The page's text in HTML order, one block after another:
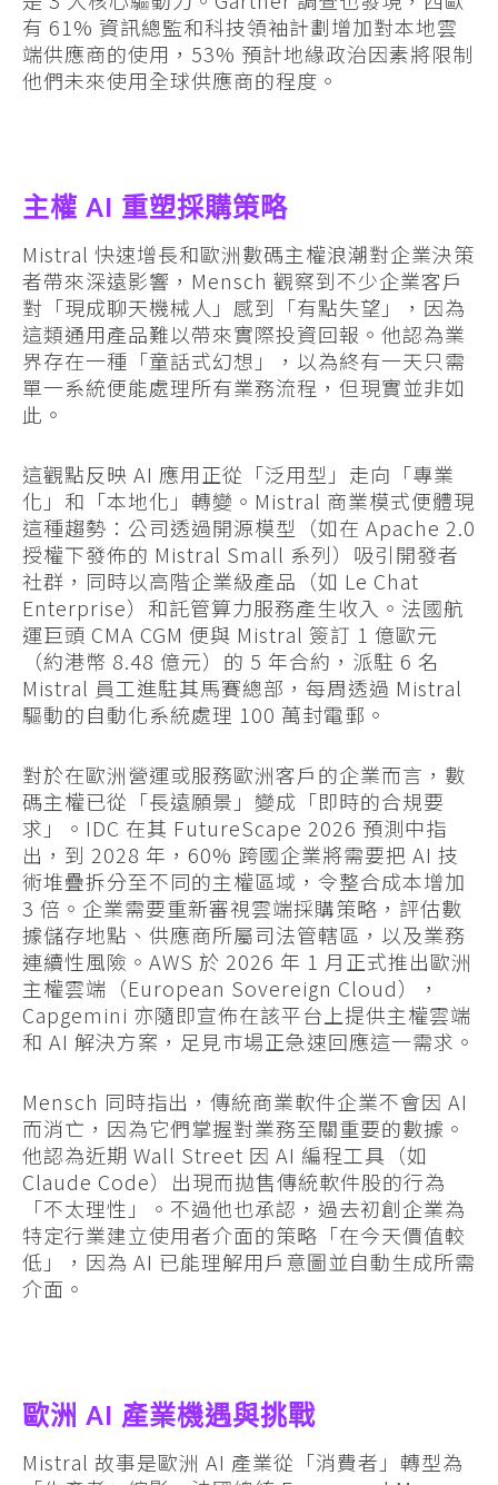
有 61% 資訊總監和科技領袖計劃增加對本地雲
端供應商的使用，53% 預計地緣政治因素將限制
他們未來使用全球供應商的程度。
主權 AI 重塑採購策略
Mistral 快速增長和歐洲數碼主權浪潮對企業決策
者帶來深遠影響，Mensch 觀察到不少企業客戶
對「現成聊天機械人」感到「有點失望」，因為
這類通用產品難以帶來實際投資回報。他認為業
界存在一種「童話式幻想」，以為終有一天只需
單一系統便能處理所有業務流程，但現實並非如
此。
這觀點反映 AI 應用正從「泛用型」走向「專業
化」和「本地化」轉變。Mistral 商業模式便體現
這種趨勢：公司透過開源模型（如在 Apache 2.0
授權下發佈的 Mistral Small 系列）吸引開發者
社群，同時以高階企業級產品（如 Le Chat
Enterprise）和託管算力服務產生收入。法國航
運巨頭 CMA CGM 便與 Mistral 簽訂 1 億歐元
（約港幣 8.48 億元）的 5 年合約，派駐 6 名
Mistral 員工進駐其馬賽總部，每周透過 Mistral
驅動的自動化系統處理 100 萬封電郵。
對於在歐洲營運或服務歐洲客戶的企業而言，數
碼主權已從「長遠願景」變成「即時的合規要
求」。IDC 在其 FutureScape 2026 預測中指
出，到 2028 年，60% 跨國企業將需要把 AI 技
術堆疊拆分至不同的主權區域，令整合成本增加
3 倍。企業需要重新審視雲端採購策略，評估數
據儲存地點、供應商所屬司法管轄區，以及業務
連續性風險。AWS 於 2026 年 1 月正式推出歐洲
主權雲端（European Sovereign Cloud），
Capgemini 亦隨即宣佈在該平台上提供主權雲端
和 AI 解決方案，足見市場正急速回應這一需求。
Mensch 同時指出，傳統商業軟件企業不會因 AI
而消亡，因為它們掌握對業務至關重要的數據。
他認為近期 Wall Street 因 AI 編程工具（如
Claude Code）出現而拋售傳統軟件股的行為
「不太理性」。不過他也承認，過去初創企業為
特定行業建立使用者介面的策略「在今天價值較
低」，因為 AI 已能理解用戶意圖並自動生成所需
介面。
歐洲 AI 產業機遇與挑戰
Mistral 故事是歐洲 AI 產業從「消費者」轉型為